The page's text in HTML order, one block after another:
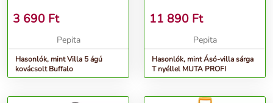
3 690 Ft
Pepita
Hasonlók, mint Villa 5 ágú
kovácsolt Buffalo
11 890 Ft
Pepita
Hasonlók, mint Ásó-villa sárga
T nyéllel MUTA PROFI